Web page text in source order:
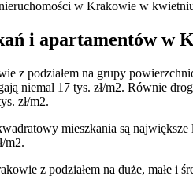
i apartamentów w
z podziałem na grupy
niemal 17 tys. zł/m2. Równie
zł/m2.
mieszkania są największe
m2.